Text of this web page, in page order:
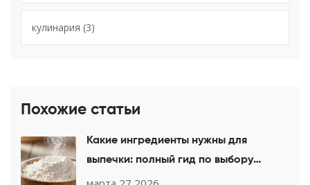
кулинария (3)
Похожие статьи
Какие ингредиенты нужны для
выпечки: полный гид по выбору
продуктов